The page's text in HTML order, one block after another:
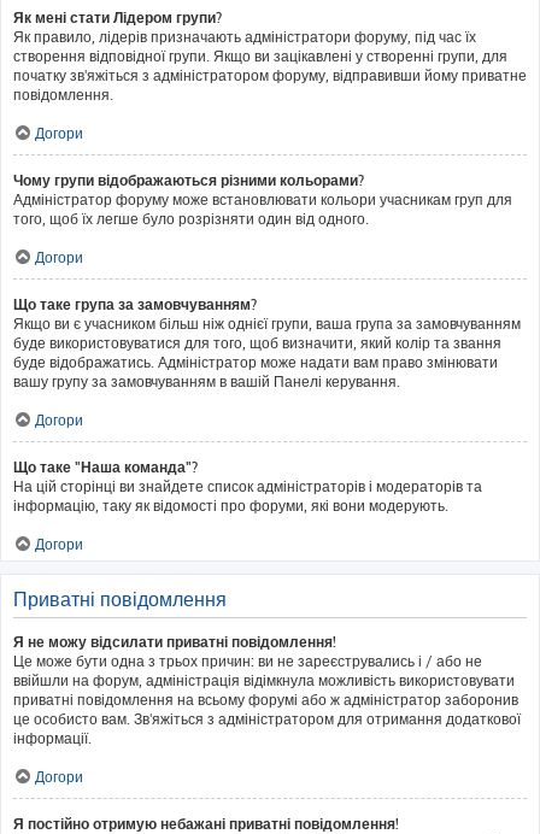
Як мені стати Лідером групи?
Як правило, лідерів призначають адміністратори форуму, під час їх
створення відповідної групи. Якщо ви зацікавлені у створенні групи, для
початку зв'яжіться з адміністратором форуму, відправивши йому приватне
повідомлення.
Догори
Чому групи відображаються різними кольорами?
Адміністратор форуму може встановлювати кольори учасникам груп для
того, щоб їх легше було розрізняти один від одного.
Догори
Що таке група за замовчуванням?
Якщо ви є учасником більш ніж однієї групи, ваша група за замовчуванням
буде використовуватися для того, щоб визначити, який колір та звання
буде відображатись. Адміністратор може надати вам право змінювати
вашу групу за замовчуванням в вашій Панелі керування.
Догори
Що таке "Наша команда"?
На цій сторінці ви знайдете список адміністраторів і модераторів та
інформацію, таку як відомості про форуми, які вони модерують.
Догори
Приватні повідомлення
Я не можу відсилати приватні повідомлення!
Це може бути одна з трьох причин: ви не зареєструвались і / або не
ввійшли на форум, адміністрація відімкнула можливість використовувати
приватні повідомлення на всьому форумі або ж адміністратор заборонив
це особисто вам. Зв'яжіться з адміністратором для отримання додаткової
інформації.
Догори
Я постійно отримую небажані приватні повідомлення!